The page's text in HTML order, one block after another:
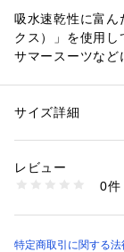
吸水速乾性に富ん
クス）」を使用し
サマースーツなど
けます。
春夏シーズンの羽
Tシャツの上に合
性別：メンズ
素材：ポリエステル
商品番号：
C01-45169 （ショッ
サイズ詳細
レビュー
0件
特定商取引に関する法